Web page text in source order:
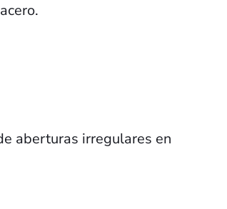
aberturas irregulares en